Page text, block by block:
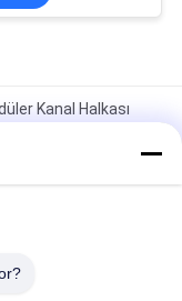
Kanal Halkası
Hızlı Kilitleme
Kanal Paslanmaz